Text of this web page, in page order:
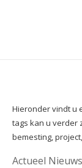
Hieronder vindt u
tags kan u verder
bemesting,
Actueel Nieuws